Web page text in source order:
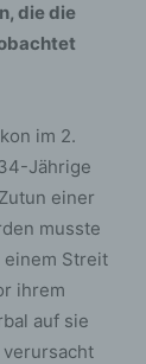
die die
im 2.
Jährige
einer
musste
einem Streit
ihrem
auf sie